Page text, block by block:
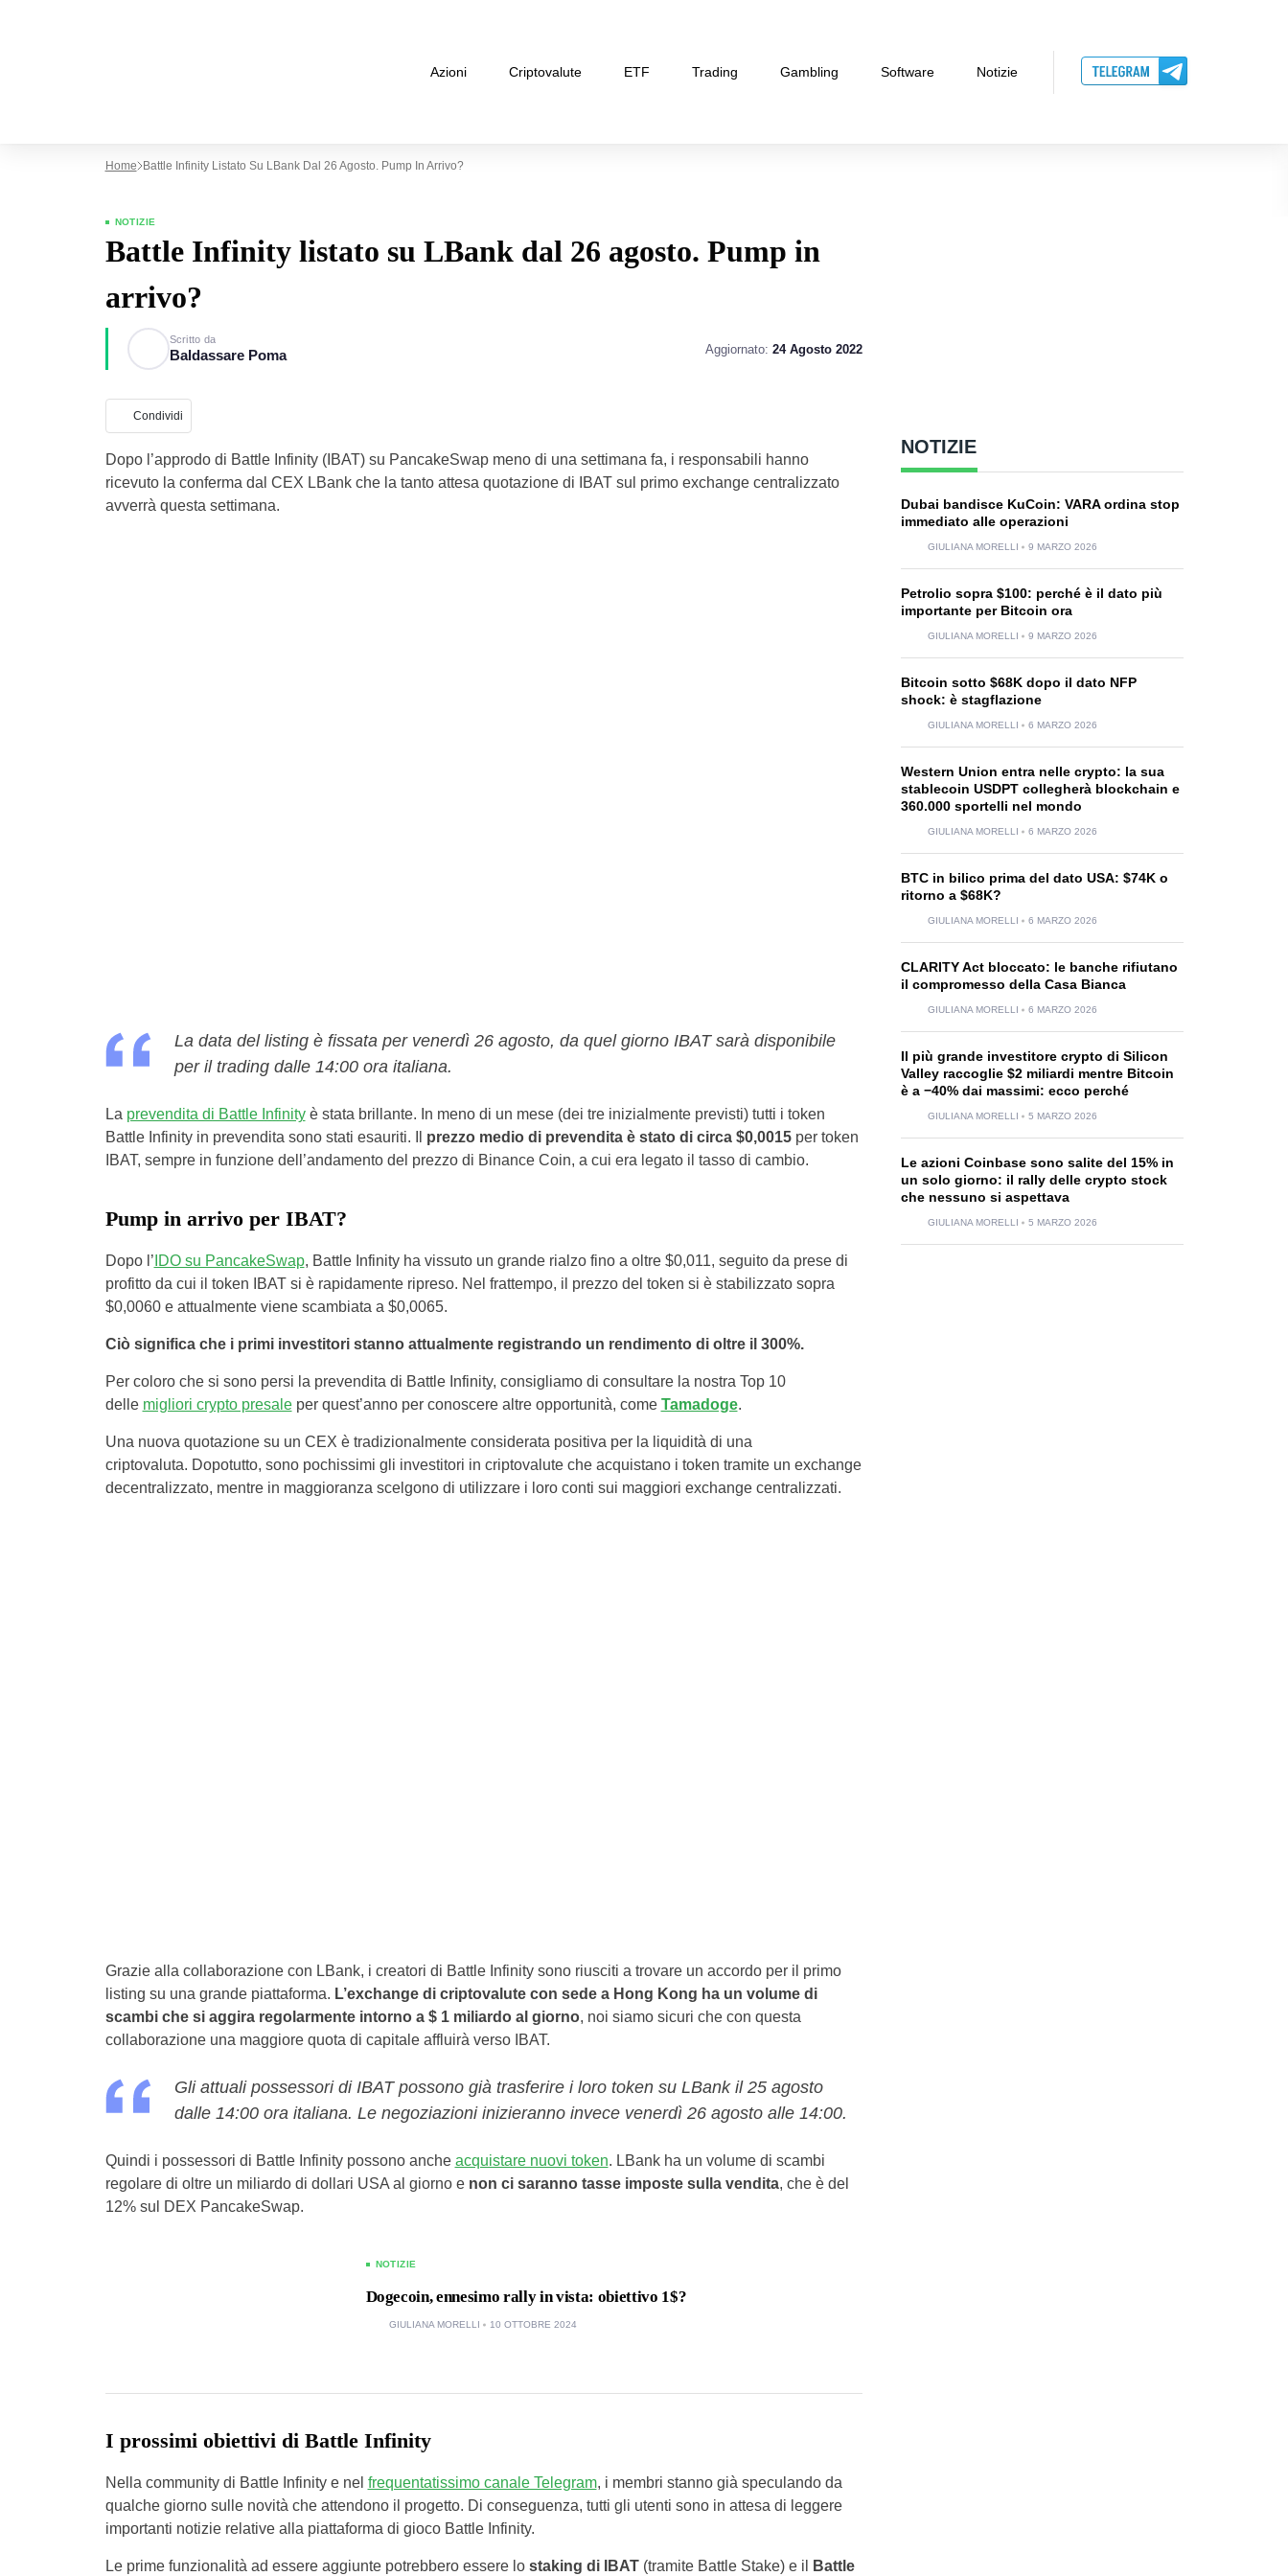
Azioni Criptovalute ETF Trading Gambling Software Notizie
Home Battle Infinity Listato Su LBank Dal 26 Agosto. Pump In Arrivo?
NOTIZIE
Battle Infinity listato su LBank dal 26 agosto. Pump in
arrivo?
Scritto da
Baldassare Poma Aggiornato: 24 Agosto 2022
Condividi
Dopo l’approdo di Battle Infinity (IBAT) su PancakeSwap meno di una settimana fa, i responsabili hanno
ricevuto la conferma dal CEX LBank che la tanto attesa quotazione di IBAT sul primo exchange centralizzato
avverrà questa settimana.
La data del listing è fissata per venerdì 26 agosto, da quel giorno IBAT sarà disponibile
per il trading dalle 14:00 ora italiana.
La prevendita di Battle Infinityè stata brillante. In meno di un mese (dei tre inizialmente previsti) tutti i token
Battle Infinity in prevendita sono stati esauriti. Il prezzo medio di prevendita è stato di circa $0,0015per token
IBAT, sempre in funzione dell’andamento del prezzo di Binance Coin, a cui era legato il tasso di cambio.
Pump in arrivo per IBAT?
Dopo l’ IDO su PancakeSwap, Battle Infinity ha vissuto un grande rialzo fino a oltre $0,011, seguito da prese di
profitto da cui il token IBAT si è rapidamente ripreso. Nel frattempo, il prezzo del token si è stabilizzato sopra
$0,0060 e attualmente viene scambiata a $0,0065.
Ciò significa che i primi investitori stanno attualmente registrando un rendimento di oltre il 300%.
Per coloro che si sono persi la prevendita di Battle Infinity, consigliamo di consultare la nostra Top 10
delle migliori crypto presaleper quest’anno per conoscere altre opportunità, come Tamadoge.
Una nuova quotazione su un CEX è tradizionalmente considerata positiva per la liquidità di una
criptovaluta. Dopotutto, sono pochissimi gli investitori in criptovalute che acquistano i token tramite un exchange
decentralizzato, mentre in maggioranza scelgono di utilizzare i loro conti sui maggiori exchange centralizzati.
Grazie alla collaborazione con LBank, i creatori di Battle Infinity sono riusciti a trovare un accordo per il primo
listing su una grande piattaforma. L’exchange di criptovalute con sede a Hong Kong ha un volume di
scambi che si aggira regolarmente intorno a $ 1 miliardo al giorno, noi siamo sicuri che con questa
collaborazione una maggiore quota di capitale affluirà verso IBAT.
Gli attuali possessori di IBAT possono già trasferire i loro token su LBank il 25 agosto
dalle 14:00 ora italiana. Le negoziazioni inizieranno invece venerdì 26 agosto alle 14:00.
Quindi i possessori di Battle Infinity possono anche acquistare nuovi token. LBank ha un volume di scambi
regolare di oltre un miliardo di dollari USA al giorno e non ci saranno tasse imposte sulla vendita, che è del
12% sul DEX PancakeSwap.
NOTIZIE
Dogecoin, ennesimo rally in vista: obiettivo 1$?
GIULIANA MORELLI 10 OTTOBRE 2024
I prossimi obiettivi di Battle Infinity
Nella community di Battle Infinity e nel frequentatissimo canale Telegram, i membri stanno già speculando da
qualche giorno sulle novità che attendono il progetto. Di conseguenza, tutti gli utenti sono in attesa di leggere
importanti notizie relative alla piattaforma di gioco Battle Infinity.
Le prime funzionalità ad essere aggiunte potrebbero essere lo staking di IBAT(tramite Battle Stake) e il Battle
NOTIZIE
Dubai bandisce KuCoin: VARA ordina stop
immediato alle operazioni
GIULIANA MORELLI 9 MARZO 2026
Petrolio sopra $100: perché è il dato più
importante per Bitcoin ora
GIULIANA MORELLI 9 MARZO 2026
Bitcoin sotto $68K dopo il dato NFP
shock: è stagflazione
GIULIANA MORELLI 6 MARZO 2026
Western Union entra nelle crypto: la sua
stablecoin USDPT collegherà blockchain e
360.000 sportelli nel mondo
GIULIANA MORELLI 6 MARZO 2026
BTC in bilico prima del dato USA: $74K o
ritorno a $68K?
GIULIANA MORELLI 6 MARZO 2026
CLARITY Act bloccato: le banche rifiutano
il compromesso della Casa Bianca
GIULIANA MORELLI 6 MARZO 2026
Il più grande investitore crypto di Silicon
Valley raccoglie $2 miliardi mentre Bitcoin
è a −40% dai massimi: ecco perché
GIULIANA MORELLI 5 MARZO 2026
Le azioni Coinbase sono salite del 15% in
un solo giorno: il rally delle crypto stock
che nessuno si aspettava
GIULIANA MORELLI 5 MARZO 2026